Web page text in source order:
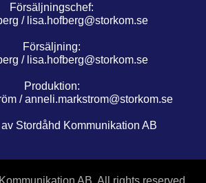
Försäljningschef:
/ lisa.hofberg@storkom.se
Försäljning:
/ lisa.hofberg@storkom.se
Produktion:
/anneli.markstrom@storkom.se
Stordåhd Kommunikation AB
AB, All rights reserved.